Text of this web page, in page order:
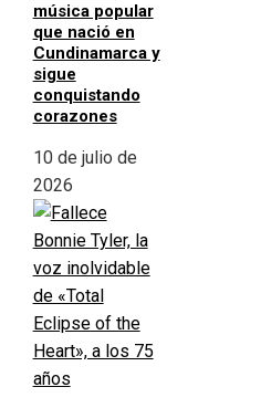
música popular
que nació en
Cundinamarca y
sigue
conquistando
corazones
10 de julio de
2026